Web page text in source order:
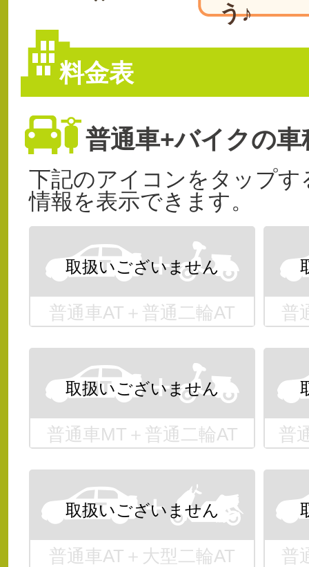
う♪
料金表
普通車+バイクの車
下記のアイコンをタップす
情報を表示できます。
普通車AT＋普通二輪AT 普
普通車MT＋普通二輪AT 普
普通車AT＋大型二輪AT 普